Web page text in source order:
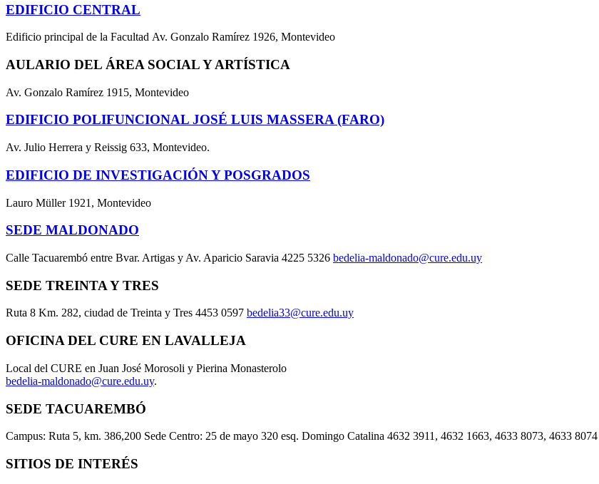
EDIFICIO CENTRAL
Edificio principal de la Facultad Av. Gonzalo Ramírez 1926, Montevideo
AULARIO DEL ÁREA SOCIAL Y ARTÍSTICA
Av. Gonzalo Ramírez 1915, Montevideo
EDIFICIO POLIFUNCIONAL JOSÉ LUIS MASSERA (FARO)
Av. Julio Herrera y Reissig 633, Montevideo.
EDIFICIO DE INVESTIGACIÓN Y POSGRADOS
Lauro Müller 1921, Montevideo
SEDE MALDONADO
Calle Tacuarembó entre Bvar. Artigas y Av. Aparicio Saravia 4225 5326 bedelia-maldonado@cure.edu.uy
SEDE TREINTA Y TRES
Ruta 8 Km. 282, ciudad de Treinta y Tres 4453 0597 bedelia33@cure.edu.uy
OFICINA DEL CURE EN LAVALLEJA
Local del CURE en Juan José Morosoli y Pierina Monasterolo
bedelia-maldonado@cure.edu.uy.
SEDE TACUAREMBÓ
Campus: Ruta 5, km. 386,200 Sede Centro: 25 de mayo 320 esq. Domingo Catalina 4632 3911, 4632 1663, 4633 8073, 4633 8074
SITIOS DE INTERÉS